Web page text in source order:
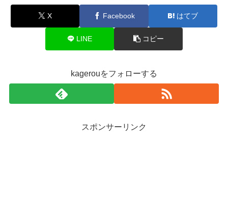
X Facebook はてブ
LINE コピー
kagerouをフォローする
スポンサーリンク